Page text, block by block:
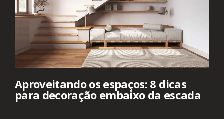
Aproveitando os espaços: 8 dicas
para decoração embaixo da escada